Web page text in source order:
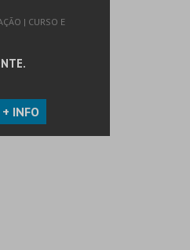
| CURSO E
+ INFO